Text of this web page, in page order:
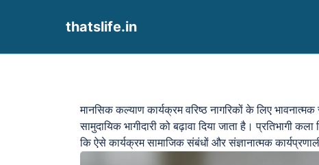
thatslife.in
मानसिक कल्याण कार्यक्रम वरिष्ठ नागरिकों के लिए
सामुदायिक भागीदारी को बढ़ावा दिया जाता है।
कि ऐसे कार्यक्रम सामाजिक संबंधों और संज्ञानात्मक